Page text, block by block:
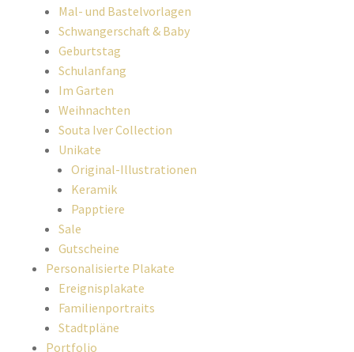
Mal- und Bastelvorlagen
Schwangerschaft & Baby
Geburtstag
Schulanfang
Im Garten
Weihnachten
Souta Iver Collection
Unikate
Original-Illustrationen
Keramik
Papptiere
Sale
Gutscheine
Personalisierte Plakate
Ereignisplakate
Familienportraits
Stadtpläne
Portfolio